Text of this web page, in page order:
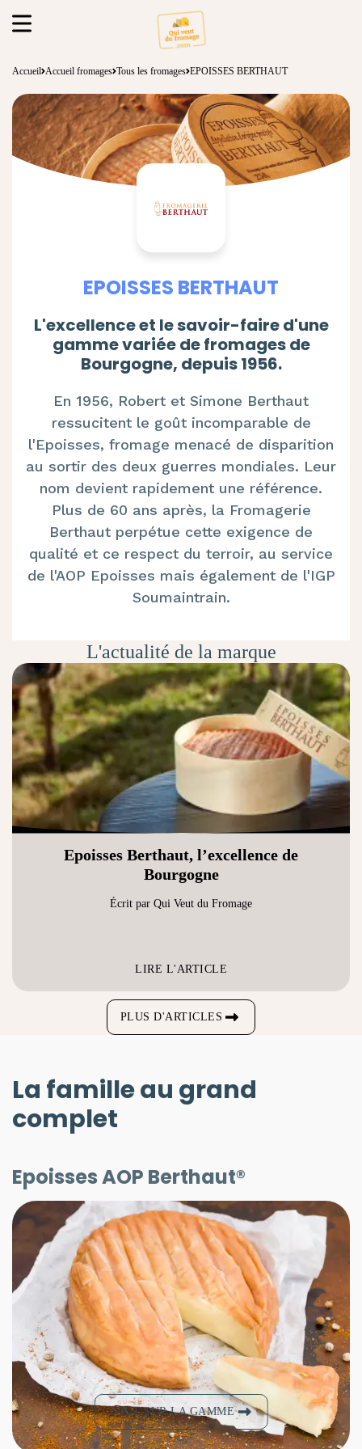
Accueil Accueil fromages Tous les fromages EPOISSES BERTHAUT
EPOISSES BERTHAUT
L'excellence et le savoir-faire d'une
gamme variée de fromages de
Bourgogne, depuis 1956.
En 1956, Robert et Simone Berthaut
ressucitent le goût incomparable de
l'Epoisses, fromage menacé de disparition
au sortir des deux guerres mondiales. Leur
nom devient rapidement une référence.
Plus de 60 ans après, la Fromagerie
Berthaut perpétue cette exigence de
qualité et ce respect du terroir, au service
de l'AOP Epoisses mais également de l'IGP
Soumaintrain.
L'actualité de la marque
Epoisses Berthaut, l’excellence de
Bourgogne
Écrit par Qui Veut du Fromage
LIRE L'ARTICLE
PLUS D'ARTICLES
La famille au grand
complet
Epoisses AOP Berthaut®
TOUT SUR LA GAMME